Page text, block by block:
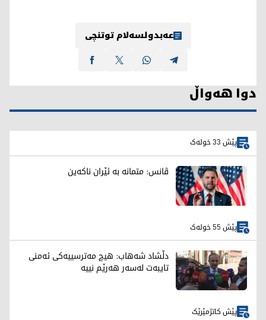
عەبدولسەلام توتنچی
دوا هەواڵ
پێش 33 خولەک
ڤانس: متمانە بە ئێران ناکەین
پێش 55 خولەک
دڵشاد شەهاب: هیچ مەترسییەکی ئەمنی
تایبەت لەسەر هەرێم نییە
پێش کاتژمێرێک